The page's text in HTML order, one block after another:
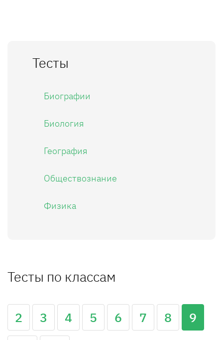
Тесты
Биографии
Биология
География
Обществознание
Физика
Тесты по классам
2 3 4 5 6 7 8
9